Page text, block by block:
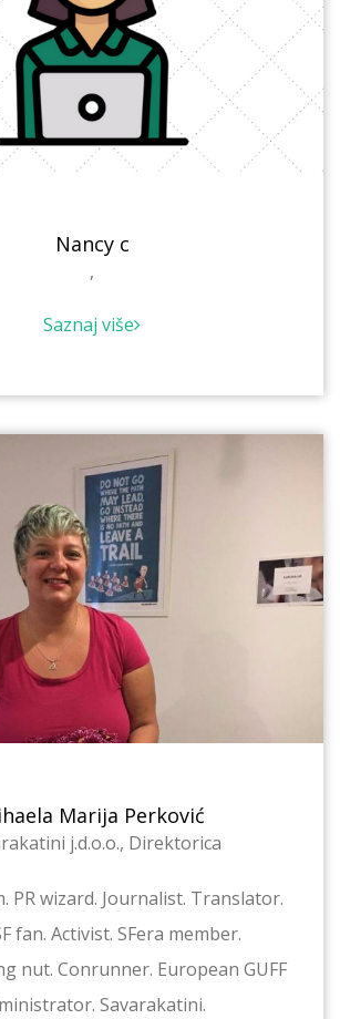
Nancy c
,
Saznaj više
Marija Perković
j.d.o.o., Direktorica
PR wizard. Journalist. Translator.
fan. Activist. SFera member.
nut. Conrunner. European GUFF
Savarakatini.